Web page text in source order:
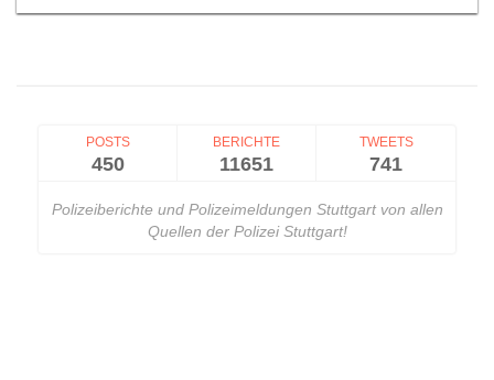
POSTS
450
BERICHTE
11651
TWEETS
741
Polizeiberichte und Polizeimeldungen Stuttgart von allen
Quellen der Polizei Stuttgart!